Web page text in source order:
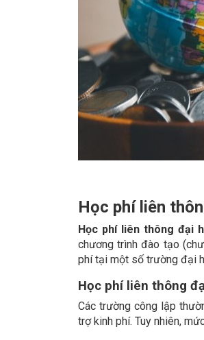
Học phí liên
Học phí liên thông đại
chương trình đào tạo
phí tại một số trường đại
Học phí liên thông
Các trường công lập
trợ kinh phí. Tuy nhiên,